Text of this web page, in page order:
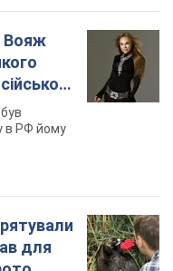
Вояж
в РФ йому
для